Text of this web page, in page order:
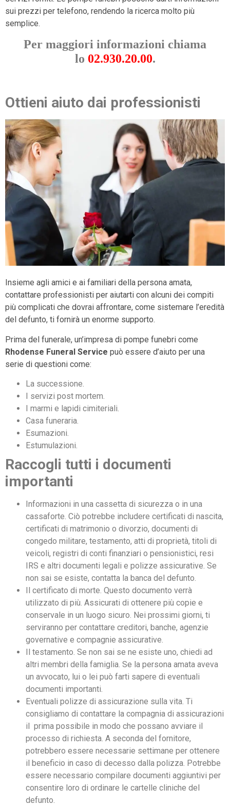
sui prezzi per telefono, rendendo la ricerca molto più
semplice.
Per maggiori informazioni chiama
lo 02.930.20.00.
Ottieni aiuto dai professionisti
Insieme agli amici e ai familiari della persona amata,
contattare professionisti per aiutarti con alcuni dei compiti
più complicati che dovrai affrontare, come sistemare l’eredità
del defunto, ti fornirà un enorme supporto.
Prima del funerale, un’impresa di pompe funebri come
Rhodense Funeral Service può essere d’aiuto per una
serie di questioni come:
La successione.
I servizi post mortem.
I marmi e lapidi cimiteriali.
Casa funeraria.
Esumazioni.
Estumulazioni.
Raccogli tutti i documenti
importanti
Informazioni in una cassetta di sicurezza o in una
cassaforte. Ciò potrebbe includere certificati di nascita,
certificati di matrimonio o divorzio, documenti di
congedo militare, testamento, atti di proprietà, titoli di
veicoli, registri di conti finanziari o pensionistici, resi
IRS e altri documenti legali e polizze assicurative. Se
non sai se esiste, contatta la banca del defunto.
Il certificato di morte. Questo documento verrà
utilizzato di più. Assicurati di ottenere più copie e
conservale in un luogo sicuro. Nei prossimi giorni, ti
serviranno per contattare creditori, banche, agenzie
governative e compagnie assicurative.
Il testamento. Se non sai se ne esiste uno, chiedi ad
altri membri della famiglia. Se la persona amata aveva
un avvocato, lui o lei può farti sapere di eventuali
documenti importanti.
Eventuali polizze di assicurazione sulla vita. Ti
consigliamo di contattare la compagnia di assicurazioni
il prima possibile in modo che possano avviare il
processo di richiesta. A seconda del fornitore,
potrebbero essere necessarie settimane per ottenere
il beneficio in caso di decesso dalla polizza. Potrebbe
essere necessario compilare documenti aggiuntivi per
consentire loro di ordinare le cartelle cliniche del
defunto.